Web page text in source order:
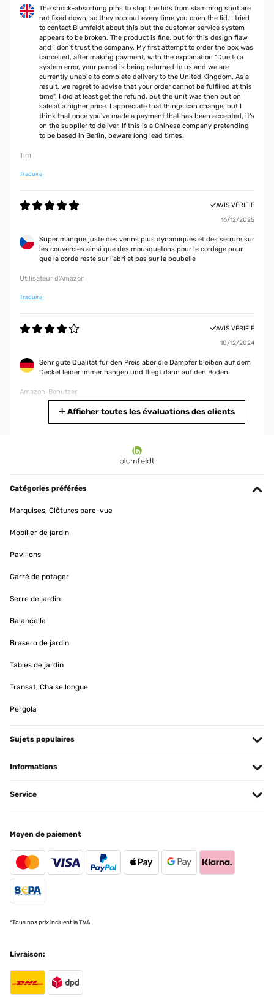
The shock-absorbing pins to stop the lids from slamming shut are
not fixed down, so they pop out every time you open the lid. I tried
to contact Blumfeldt about this but the customer service system
appears to be broken. The product is fine, but for this design flaw
and I don't trust the company. My first attempt to order the box was
cancelled, after making payment, with the explanation "Due to a
system error, your parcel is being returned to us and we are
currently unable to complete delivery to the United Kingdom. As a
result, we regret to advise that your order cannot be fulfilled at this
time". I did at least get the refund, but the unit was then put on
sale at a higher price. I appreciate that things can change, but I
think that once you've made a payment that has been accepted, it's
on the supplier to deliver. If this is a Chinese company pretending
to be based in Berlin, beware long lead times.
Tim
Traduire
AVIS VÉRIFIÉ
16/12/2025
Super manque juste des vérins plus dynamiques et des serrure sur
les couvercles ainsi que des mousquetons pour le cordage pour
que la corde reste sur l'abri et pas sur la poubelle
Utilisateur d'Amazon
Traduire
AVIS VÉRIFIÉ
10/12/2024
Sehr gute Qualität für den Preis aber die Dämpfer bleiben auf dem
Deckel leider immer hängen und fliegt dann auf den Boden.
Amazon-Benutzer
verfügt über Gasdruckdämpfer im Deckel und Soft-Close Dämpfer
beim Schließen. Griffe, verdecktes Schloss, Stabilität ist wirklich
gekauft zu haben.
Roland
Traduire
Afficher toutes les évaluations des clients
Catégories préférées
Marquises, Clôtures pare-vue
Mobilier de jardin
Pavillons
Carré de potager
Serre de jardin
Balancelle
Brasero de jardin
Tables de jardin
Transat, Chaise longue
Pergola
Sujets populaires
Informations
Service
Moyen de paiement
*Tous nos prix incluent la TVA.
Livraison: